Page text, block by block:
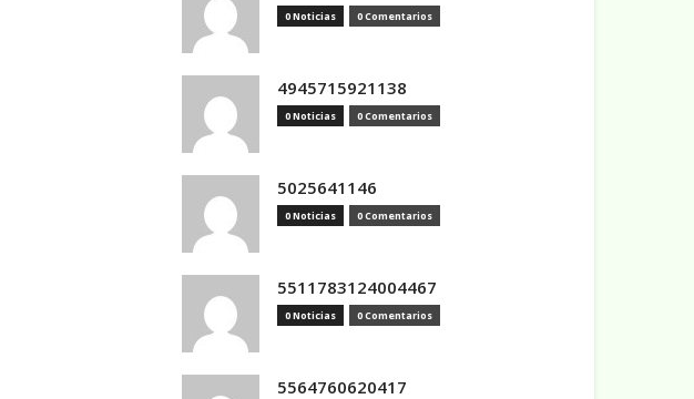
0 Noticias 0 Comentarios
4945715921138
0 Noticias 0 Comentarios
5025641146
0 Noticias 0 Comentarios
5511783124004467
0 Noticias 0 Comentarios
5564760620417